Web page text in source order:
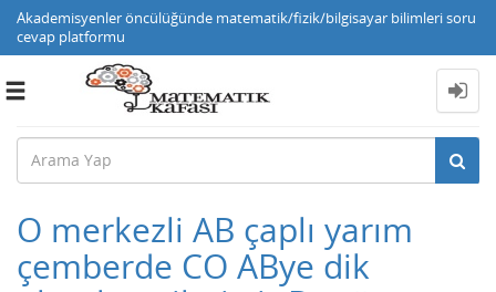
Akademisyenler öncülüğünde matematik/fizik/bilgisayar bilimleri soru
cevap platformu
Toggle
O merkezli AB çaplı yarım
çemberde CO ABye dik